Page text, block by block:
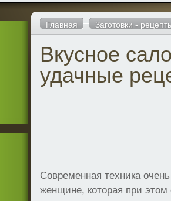
Главная Заготовки -
Вкусное
удачные
Современная техника
женщине, которая при